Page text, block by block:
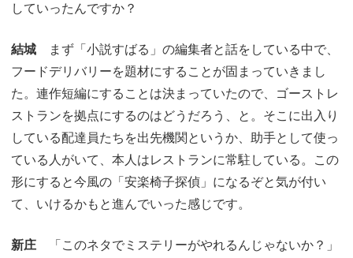
していったんですか？
結城 まず「小説すばる」の編集者と話をしている中で、
フードデリバリーを題材にすることが固まっていきまし
た。連作短編にすることは決まっていたので、ゴーストレ
ストランを拠点にするのはどうだろう、と。そこに出入り
している配達員たちを出先機関というか、助手として使っ
ている人がいて、本人はレストランに常駐している。この
形にすると今風の「安楽椅子探偵」になるぞと気が付い
て、いけるかもと進んでいった感じです。
新庄 「このネタでミステリーがやれるんじゃないか？」